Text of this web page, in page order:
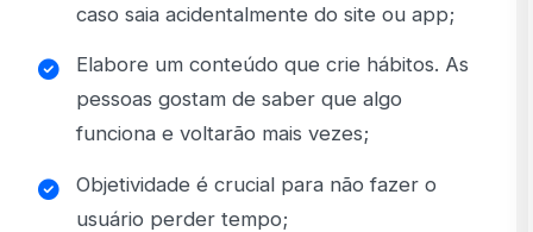
caso saia acidentalmente do site ou app;
Elabore um conteúdo que crie hábitos. As
pessoas gostam de saber que algo
funciona e voltarão mais vezes;
Objetividade é crucial para não fazer o
usuário perder tempo;